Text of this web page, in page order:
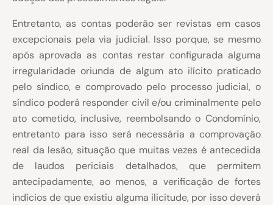
Entretanto, as contas poderão ser revistas em casos
excepcionais pela via judicial. Isso porque, se mesmo
após aprovada as contas restar configurada alguma
irregularidade oriunda de algum ato ilícito praticado
pelo síndico, e comprovado pelo processo judicial, o
síndico poderá responder civil e/ou criminalmente pelo
ato cometido, inclusive, reembolsando o Condomínio,
entretanto para isso será necessária a comprovação
real da lesão, situação que muitas vezes é antecedida
de laudos periciais detalhados, que permitem
antecipadamente, ao menos, a verificação de fortes
indícios de que existiu alguma ilicitude, por isso deverá